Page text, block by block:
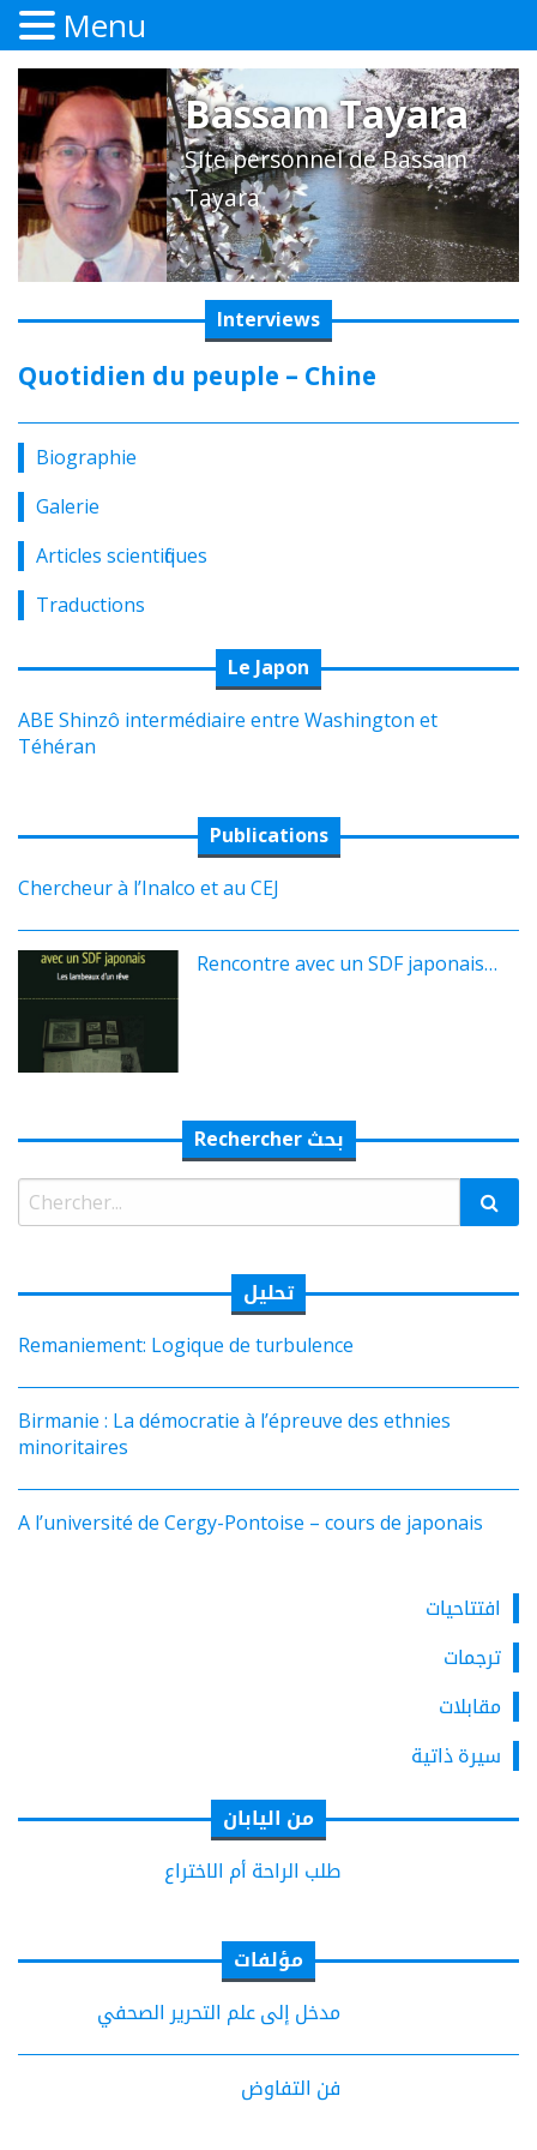
Bassam Tayara
Site personnel de Bassam
Tayara
Interviews
Quotidien du peuple – Chine
Biographie
Galerie
Articles scientifiques
Traductions
Le Japon
ABE Shinzô intermédiaire entre Washington et
Téhéran
Publications
Chercheur à l’Inalco et au CEJ
Rencontre avec un SDF japonais…
Rechercher بحث
Rechercher:
تحليل
Remaniement: Logique de turbulence
Birmanie : La démocratie à l’épreuve des ethnies
minoritaires
A l’université de Cergy-Pontoise – cours de japonais
افتتاحيات
ترجمات
مقابلات
سيرة ذاتية
من اليابان
طلب الراحة أم الاختراع
مؤلفات
مدخل إلى علم التحرير الصحفي
فن التفاوض
Menu